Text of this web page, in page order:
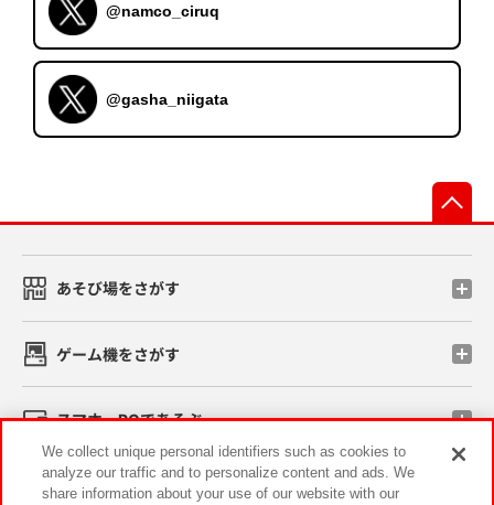
@namco_ciruq
@gasha_niigata
あそび場をさがす
ゲーム機をさがす
スマホ・PCであそぶ
イベント・キャンペーン
We collect unique personal identifiers such as cookies to
analyze our traffic and to personalize content and ads. We
share information about your use of our website with our